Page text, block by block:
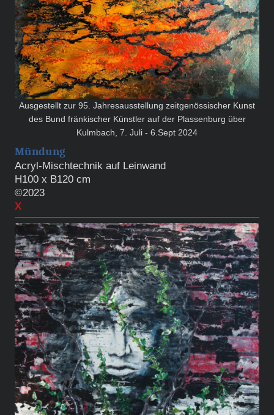
Ausgestellt zur 95. Jahresausstellung zeitgenössischer Kunst
des Bund fränkischer Künstler auf der Plassenburg über
Kulmbach, 7. Juli - 6.Sept 2024
Mündung
Acryl-Mischtechnik auf Leinwand
H100 x B120 cm
©2023
X